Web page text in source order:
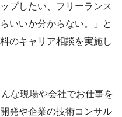
プしたい、フリーランス
いいか分からない。」と
のキャリア相談を実施し
な現場や会社でお仕事を
発や企業の技術コンサル